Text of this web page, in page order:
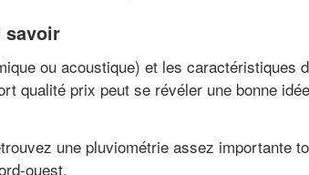
savoir
ou acoustique) et les
qualité prix peut se révéler une bonne
une pluviométrie assez importante
ouest.